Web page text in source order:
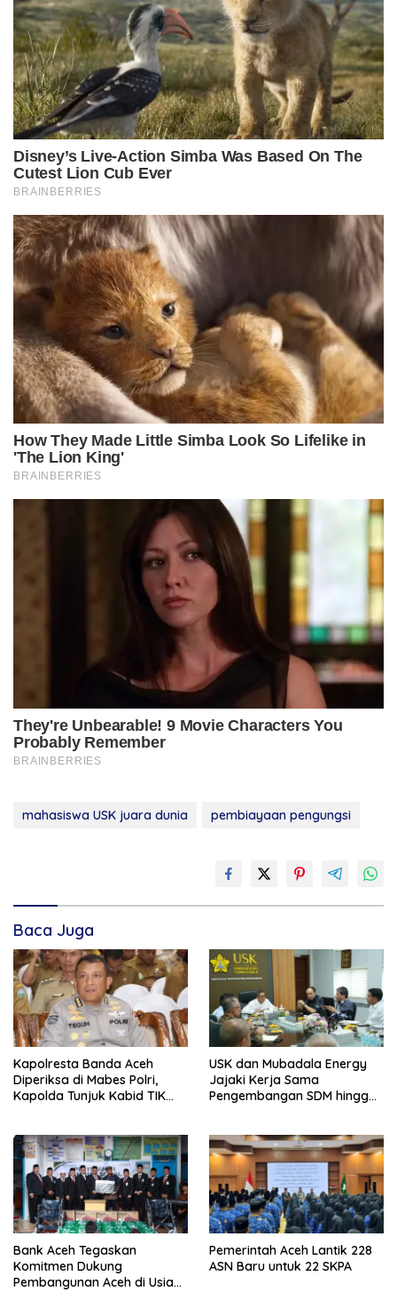
mahasiswa USK juara dunia pembiayaan pengungsi
Baca Juga
Kapolresta Banda Aceh
Diperiksa di Mabes Polri,
Kapolda Tunjuk Kabid TIK
USK dan Mubadala Energy
Jajaki Kerja Sama
Pengembangan SDM hingga
Bank Aceh Tegaskan
Komitmen Dukung
Pembangunan Aceh di Usia
Pemerintah Aceh Lantik 228
ASN Baru untuk 22 SKPA